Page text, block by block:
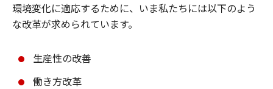
環境変化に適応するために、いま私たちには以下のよう
な改革が求められています。
生産性の改善
働き方改革